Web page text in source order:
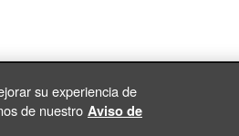
su experiencia de
de nuestro Aviso de